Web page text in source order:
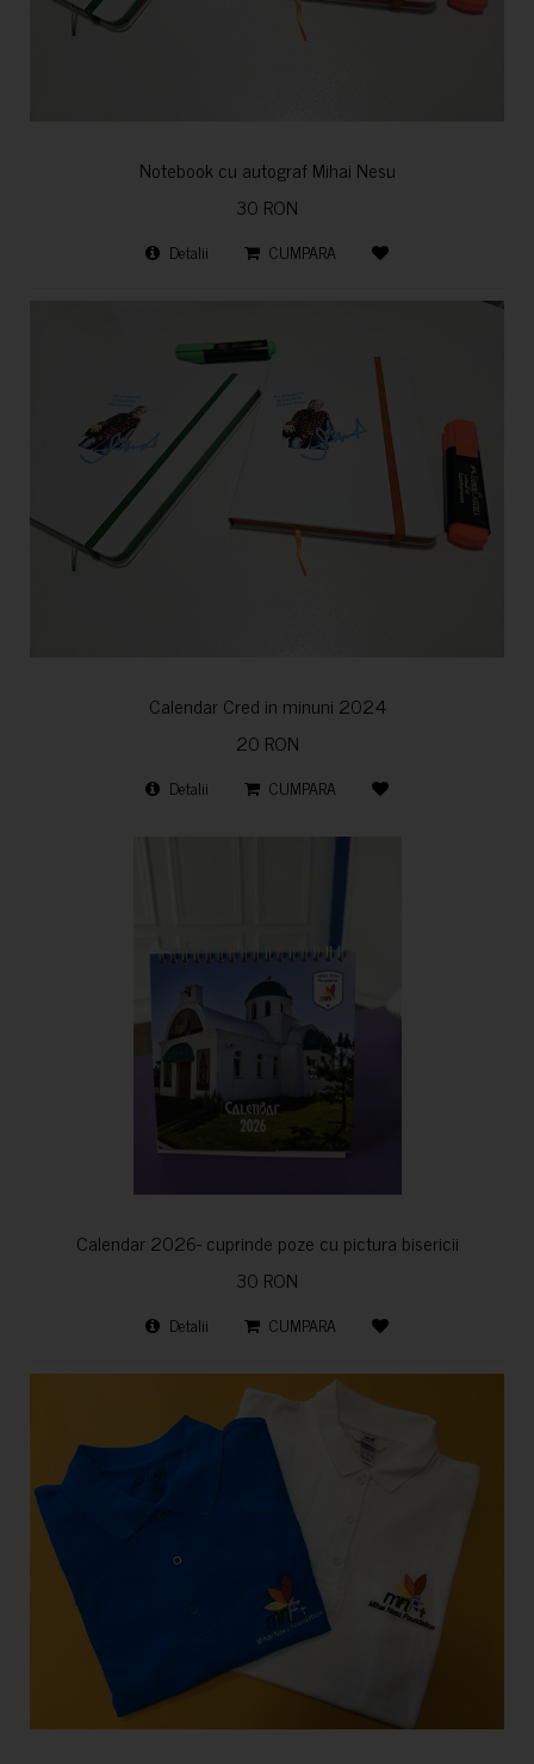
Notebook cu autograf Mihai Nesu
30 RON
Detalii CUMPARA
Calendar Cred in minuni 2024
20 RON
Detalii CUMPARA
Calendar 2026- cuprinde poze cu pictura bisericii
30 RON
Detalii CUMPARA